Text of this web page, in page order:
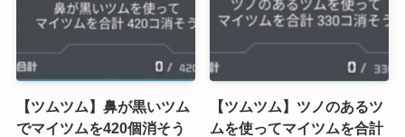
【ツムツム】鼻が黒いツム
でマイツムを420個消そう
【ツムツム】ツノのあるツ
ムを使ってマイツムを合計